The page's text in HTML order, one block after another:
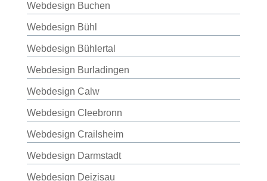
Webdesign Buchen
Webdesign Bühl
Webdesign Bühlertal
Webdesign Burladingen
Webdesign Calw
Webdesign Cleebronn
Webdesign Crailsheim
Webdesign Darmstadt
Webdesign Deizisau